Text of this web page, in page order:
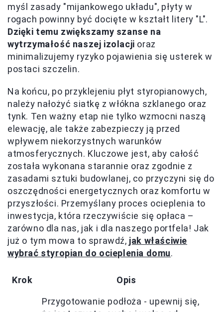
myśl zasady "mijankowego układu", płyty w
rogach powinny być docięte w kształt litery "L".
Dzięki temu zwiększamy szanse na
wytrzymałość naszej izolacji oraz
minimalizujemy ryzyko pojawienia się usterek w
postaci szczelin.
Na końcu, po przyklejeniu płyt styropianowych,
należy nałożyć siatkę z włókna szklanego oraz
tynk. Ten ważny etap nie tylko wzmocni naszą
elewację, ale także zabezpieczy ją przed
wpływem niekorzystnych warunków
atmosferycznych. Kluczowe jest, aby całość
została wykonana starannie oraz zgodnie z
zasadami sztuki budowlanej, co przyczyni się do
oszczędności energetycznych oraz komfortu w
przyszłości. Przemyślany proces ocieplenia to
inwestycja, która rzeczywiście się opłaca –
zarówno dla nas, jak i dla naszego portfela! Jak
już o tym mowa to sprawdź, jak właściwie
wybrać styropian do ocieplenia domu.
Krok Opis
Przygotowanie podłoża - upewnij się,